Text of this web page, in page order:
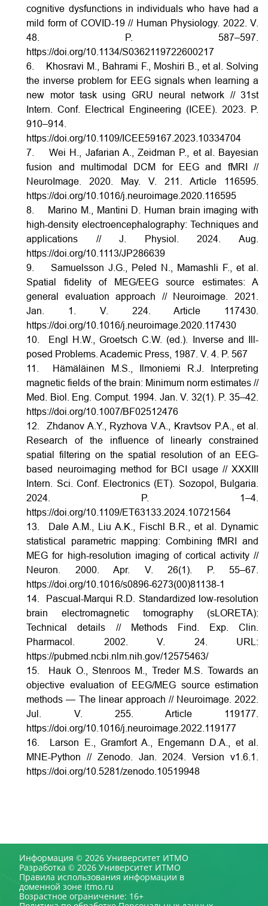
cognitive dysfunctions in individuals who have had a
mild form of COVID-19 // Human Physiology. 2022. V.
48. P. 587–597.
https://doi.org/10.1134/S0362119722600217
6. Khosravi M., Bahrami F., Moshiri B., et al. Solving
the inverse problem for EEG signals when learning a
new motor task using GRU neural network // 31st
Intern. Conf. Electrical Engineering (ICEE). 2023. P.
910–914.
https://doi.org/10.1109/ICEE59167.2023.10334704
7. Wei H., Jafarian A., Zeidman P., et al. Bayesian
fusion and multimodal DCM for EEG and fMRI //
NeuroImage. 2020. May. V. 211. Article 116595.
https://doi.org/10.1016/j.neuroimage.2020.116595
8. Marino M., Mantini D. Human brain imaging with
high-density electroencephalography: Techniques and
applications // J. Physiol. 2024. Aug.
https://doi.org/10.1113/JP286639
9. Samuelsson J.G., Peled N., Mamashli F., et al.
Spatial fidelity of MEG/EEG source estimates: A
general evaluation approach // Neuroimage. 2021.
Jan. 1. V. 224. Article 117430.
https://doi.org/10.1016/j.neuroimage.2020.117430
10. Engl H.W., Groetsch C.W. (ed.). Inverse and Ill-
posed Problems. Academic Press, 1987. V. 4. P. 567
11. Hämäläinen M.S., Ilmoniemi R.J. Interpreting
magnetic fields of the brain: Minimum norm estimates //
Med. Biol. Eng. Comput. 1994. Jan. V. 32(1). P. 35–42.
https://doi.org/10.1007/BF02512476
12. Zhdanov A.Y., Ryzhova V.A., Kravtsov P.A., et al.
Research of the influence of linearly constrained
spatial filtering on the spatial resolution of an EEG-
based neuroimaging method for BCI usage // XXXIII
Intern. Sci. Conf. Electronics (ET). Sozopol, Bulgaria.
2024. P. 1–4.
https://doi.org/10.1109/ET63133.2024.10721564
13. Dale A.M., Liu A.K., Fischl B.R., et al. Dynamic
statistical parametric mapping: Combining fMRI and
MEG for high-resolution imaging of cortical activity //
Neuron. 2000. Apr. V. 26(1). P. 55–67.
https://doi.org/10.1016/s0896-6273(00)81138-1
14. Pascual-Marqui R.D. Standardized low-resolution
brain electromagnetic tomography (sLORETA):
Technical details // Methods Find. Exp. Clin.
Pharmacol. 2002. V. 24. URL:
https://pubmed.ncbi.nlm.nih.gov/12575463/
15. Hauk O., Stenroos M., Treder M.S. Towards an
objective evaluation of EEG/MEG source estimation
methods — The linear approach // Neuroimage. 2022.
Jul. V. 255. Article 119177.
https://doi.org/10.1016/j.neuroimage.2022.119177
16. Larson E., Gramfort A., Engemann D.A., et al.
MNE-Python // Zenodo. Jan. 2024. Version v1.6.1.
https://doi.org/10.5281/zenodo.10519948
Информация © 2026 Университет ИТМО
Разработка © 2026 Университет ИТМО
Правила использования информации в
доменной зоне itmo.ru
Возрастное ограничение: 16+